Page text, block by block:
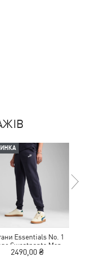
Essentials No. 1
Sweatpants Men
2490,00 ₴